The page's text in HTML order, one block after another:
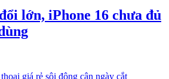
lớn, iPhone 16 chưa đủ